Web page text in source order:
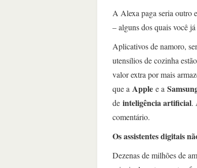
A Alexa paga seria outro
– alguns dos quais você
Aplicativos de namoro,
utensílios de cozinha
valor extra por mais
que a Apple e a
de inteligência artificial.
comentário.
Os assistentes digitais
Dezenas de milhões de